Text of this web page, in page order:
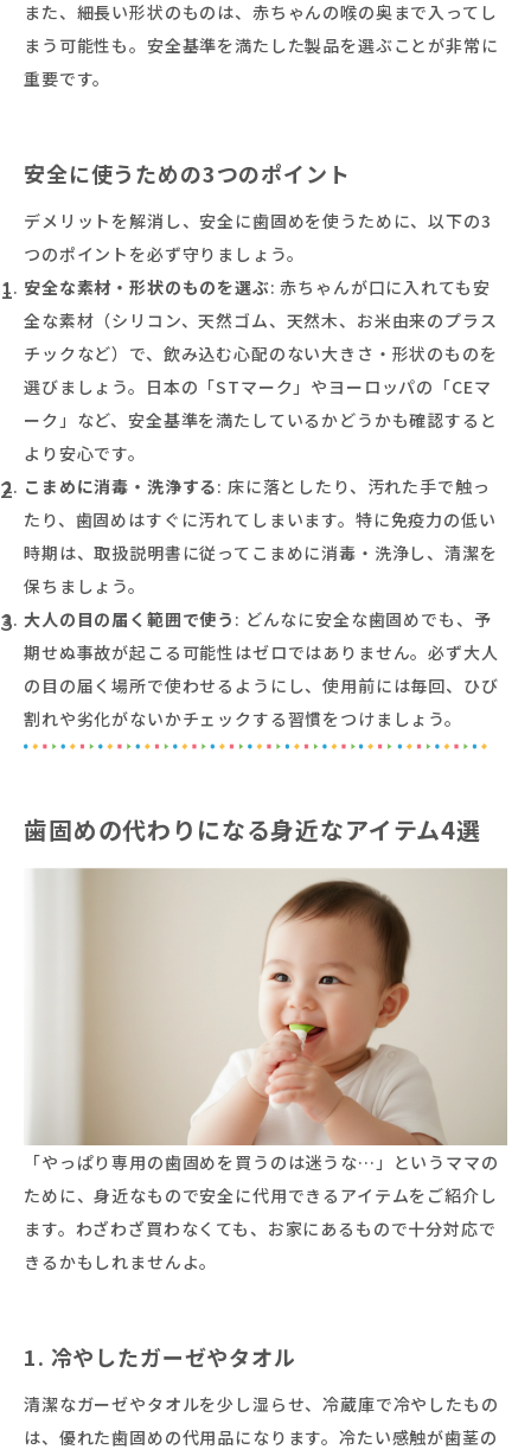
また、細長い形状のものは、赤ちゃんの喉の奥まで入ってし
まう可能性も。安全基準を満たした製品を選ぶことが非常に
重要です。
安全に使うための3つのポイント
デメリットを解消し、安全に歯固めを使うために、以下の3
つのポイントを必ず守りましょう。
安全な素材・形状のものを選ぶ: 赤ちゃんが口に入れても安
全な素材（シリコン、天然ゴム、天然木、お米由来のプラス
チックなど）で、飲み込む心配のない大きさ・形状のものを
選びましょう。日本の「STマーク」やヨーロッパの「CEマ
ーク」など、安全基準を満たしているかどうかも確認すると
より安心です。
こまめに消毒・洗浄する: 床に落としたり、汚れた手で触っ
たり、歯固めはすぐに汚れてしまいます。特に免疫力の低い
時期は、取扱説明書に従ってこまめに消毒・洗浄し、清潔を
保ちましょう。
大人の目の届く範囲で使う : どんなに安全な歯固めでも、予
期せぬ事故が起こる可能性はゼロではありません。必ず大人
の目の届く場所で使わせるようにし、使用前には毎回、ひび
割れや劣化がないかチェックする習慣をつけましょう。
歯固めの代わりになる身近なアイテム4選
「やっぱり専用の歯固めを買うのは迷うな…」というママの
ために、身近なもので安全に代用できるアイテムをご紹介し
ます。わざわざ買わなくても、お家にあるもので十分対応で
きるかもしれませんよ。
1. 冷やしたガーゼやタオル
清潔なガーゼやタオルを少し湿らせ、冷蔵庫で冷やしたもの
は、優れた歯固めの代用品になります。冷たい感触が歯茎の